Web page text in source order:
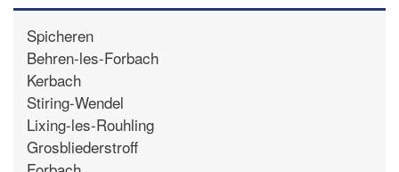
Spicheren
Behren-les-Forbach
Kerbach
Stiring-Wendel
Lixing-les-Rouhling
Grosbliederstroff